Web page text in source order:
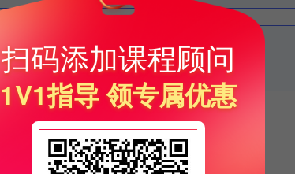
申请免费评估
扫码添加课程顾问
1V1指导 领专属优惠